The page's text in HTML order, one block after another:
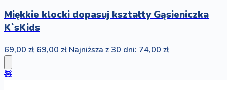
Miękkie klocki dopasuj kształty Gąsieniczka
K`sKids
69,00 zł 69,00 zł Najniższa z 30 dni: 74,00 zł
🧸